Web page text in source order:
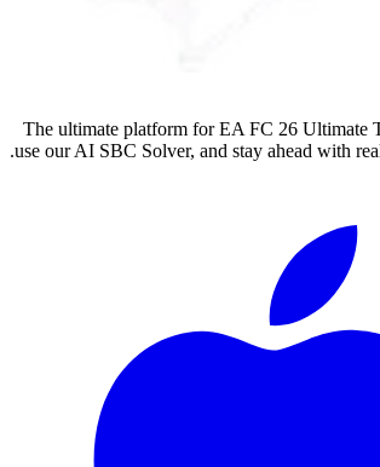
The ultimate platform for EA FC 26 Ultimate
use our AI SBC Solver, and stay ahead with